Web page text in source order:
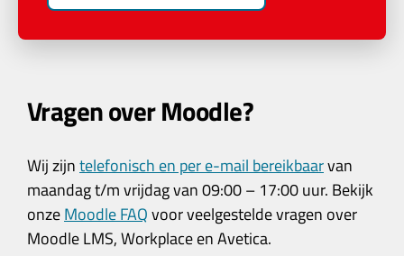
Vragen over Moodle?
Wij zijntelefonisch en per e-mail bereikbaarvan
maandag t/m vrijdag van 09:00 – 17:00 uur. Bekijk
onzeMoodle FAQvoor veelgestelde vragen over
Moodle LMS, Workplace en Avetica.